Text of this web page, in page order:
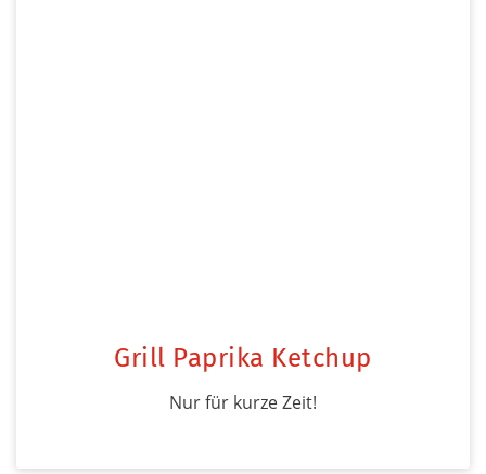
Grill Paprika Ketchup
Nur für kurze Zeit!